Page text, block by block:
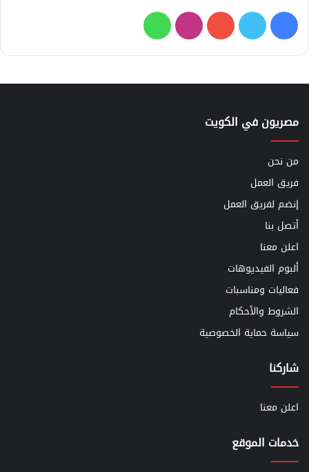
فيسبوك
تويتر يوتيوبانستقرامواتساب
مصريون في الكويت
من نحن
فريق العمل
إنضم لفريق العمل
أتصل بنا
اعلن معنا
ألبوم الفيديوهات
فعاليات ومناسبات
الشروط والأحكام
سياسة حماية الخصوصية
شاركنا
اعلن معنا
خدمات الموقع